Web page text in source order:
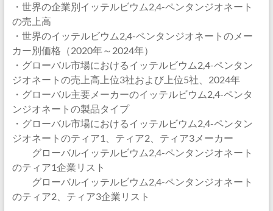
・世界の企業別イッテルビウム2,4-ペンタンジオネート
の売上高
・世界のイッテルビウム2,4-ペンタンジオネートのメー
カー別価格（2020年～2024年）
・グローバル市場におけるイッテルビウム2,4-ペンタン
ジオネートの売上高上位3社および上位5社、2024年
・グローバル主要メーカーのイッテルビウム2,4-ペンタ
ンジオネートの製品タイプ
・グローバル市場におけるイッテルビウム2,4-ペンタン
ジオネートのティア1、ティア2、ティア3メーカー
グローバルイッテルビウム2,4-ペンタンジオネート
のティア1企業リスト
グローバルイッテルビウム2,4-ペンタンジオネート
のティア2、ティア3企業リスト